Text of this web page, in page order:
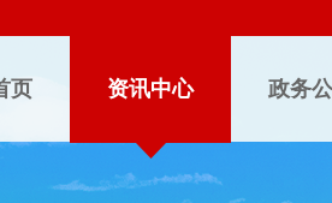
页 资讯中心 政务